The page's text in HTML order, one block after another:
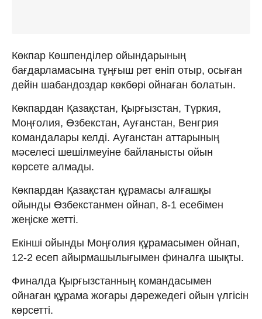
Көкпар Көшпенділер ойындарының
бағдарламасына тұңғыш рет еніп отыр, осыған
дейін шабандоздар көкбөрі ойнаған болатын.
Көкпардан Қазақстан, Қырғызстан, Түркия,
Моңғолия, Өзбекстан, Ауғанстан, Венгрия
командалары келді. Ауғанстан аттарының
мәселесі шешілмеуіне байланысты ойын
көрсете алмады.
Көкпардан Қазақстан құрамасы алғашқы
ойынды Өзбекстанмен ойнап, 8-1 есебімен
жеңіске жетті.
Екінші ойынды Моңғолия құрамасымен ойнап,
12-2 есеп айырмашылығымен финалға шықты.
Финалда Қырғызстанның командасымен
ойнаған құрама жоғары дәрежедегі ойын үлгісін
көрсетті.